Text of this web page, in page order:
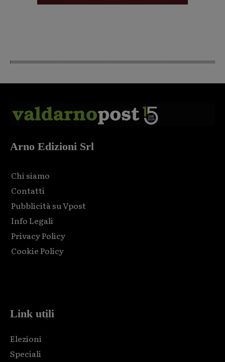
Arno Edizioni Srl
Chi siamo
Contatti
Pubblicità su Vpost
Info Legali
Privacy Policy
Cookie Policy
Link utili
Elezioni
Speciali